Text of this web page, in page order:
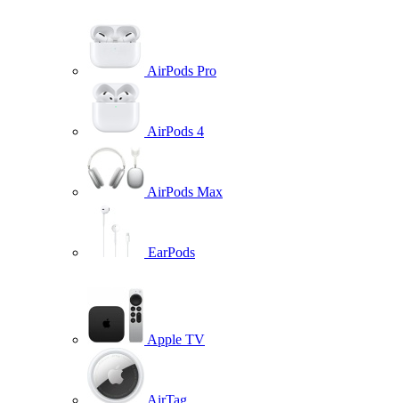
AirPods Pro
AirPods 4
AirPods Max
EarPods
Apple TV